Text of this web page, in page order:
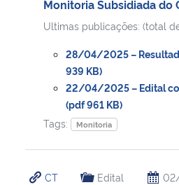
Monitoria Subsidiada do
Ultimas publicações: (total
28/04/2025 –
939 KB)
22/04/2025 – Edital
(pdf 961 KB)
Tags:
Monitoria
CT Edital